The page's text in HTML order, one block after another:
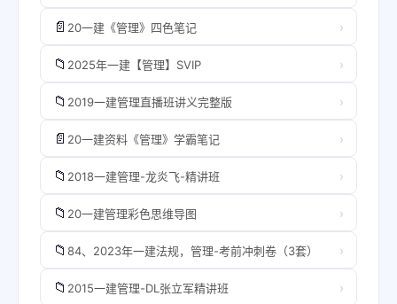
📄 20一建《管理》四色笔记 ›
📁 2025年一建【管理】SVIP ›
📁 2019一建管理直播班讲义完整版 ›
📄 20一建资料《管理》学霸笔记 ›
📁 2018一建管理-龙炎飞-精讲班 ›
📁 20一建管理彩色思维导图 ›
📁 84、2023年一建法规，管理-考前冲刺卷（3套） ›
📁 2015一建管理-DL张立军精讲班 ›